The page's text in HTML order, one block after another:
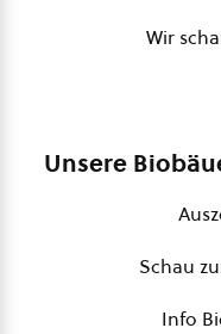
Wir
Unsere
Schau
Info